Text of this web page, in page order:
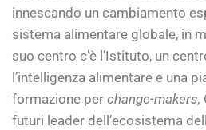
innescando un cambiamento
sistema alimentare globale, in
suo centro c’è l’Istituto, un
l’intelligenza alimentare e una
formazione per change-makers,
futuri leader dell’ecosistema